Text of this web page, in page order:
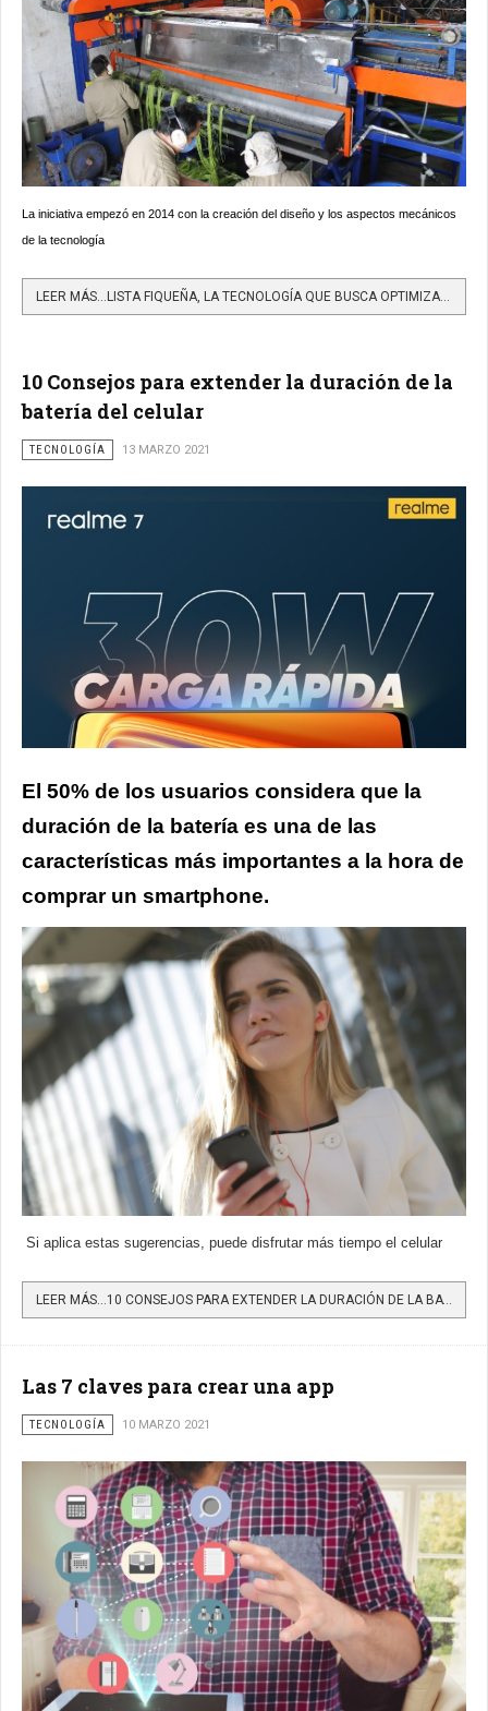
La iniciativa empezó en 2014 con la creación del diseño y los aspectos mecánicos
de la tecnología
10 Consejos para extender la duración de la
batería del celular
TECNOLOGÍA 13 MARZO 2021
El 50% de los usuarios considera que la
duración de la batería es una de las
características más importantes a la hora de
comprar un smartphone.
Si aplica estas sugerencias, puede disfrutar más tiempo el celular
LEER MÁS…10 CONSEJOS PARA EXTENDER LA DURACIÓN DE LA BATERÍA DEL CELULAR
Las 7 claves para crear una app
TECNOLOGÍA 10 MARZO 2021